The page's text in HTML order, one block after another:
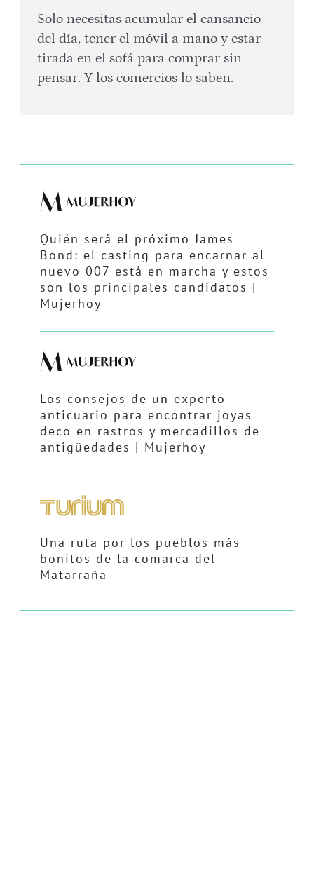
Solo necesitas acumular el cansancio
del día, tener el móvil a mano y estar
tirada en el sofá para comprar sin
pensar. Y los comercios lo saben.
Quién será el próximo James
Bond: el casting para encarnar al
nuevo 007 está en marcha y estos
son los principales candidatos |
Mujerhoy
Los consejos de un experto
anticuario para encontrar joyas
deco en rastros y mercadillos de
antigüedades | Mujerhoy
Una ruta por los pueblos más
bonitos de la comarca del
Matarraña